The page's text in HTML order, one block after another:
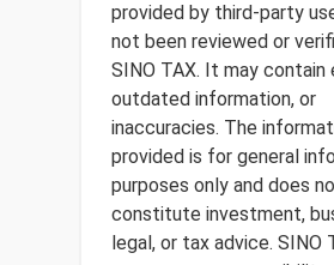
provided by third-party
not been reviewed or
SINO TAX. It may contain
outdated information, or
inaccuracies. The
provided is for general
purposes only and does
constitute investment,
legal, or tax advice. SINO